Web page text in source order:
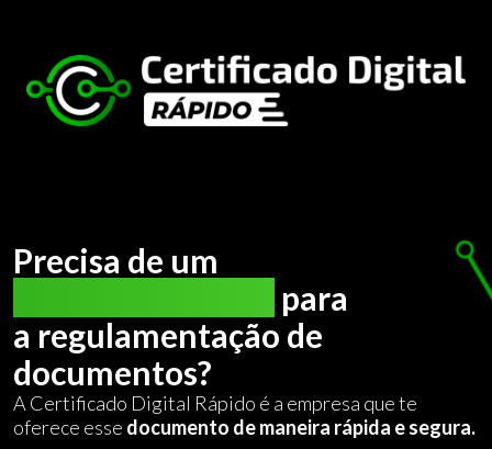
Precisa de um
para
a regulamentação de
documentos?
A Certificado Digital Rápido é a empresa que te
oferece esse documento de maneira rápida e segura.